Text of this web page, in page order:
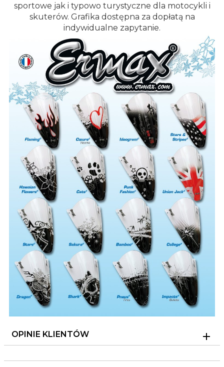
sportowe jak i typowo turystyczne dla motocykli i
skuterów. Grafika dostępna za dopłatą na
indywidualne zapytanie.
OPINIE KLIENTÓW